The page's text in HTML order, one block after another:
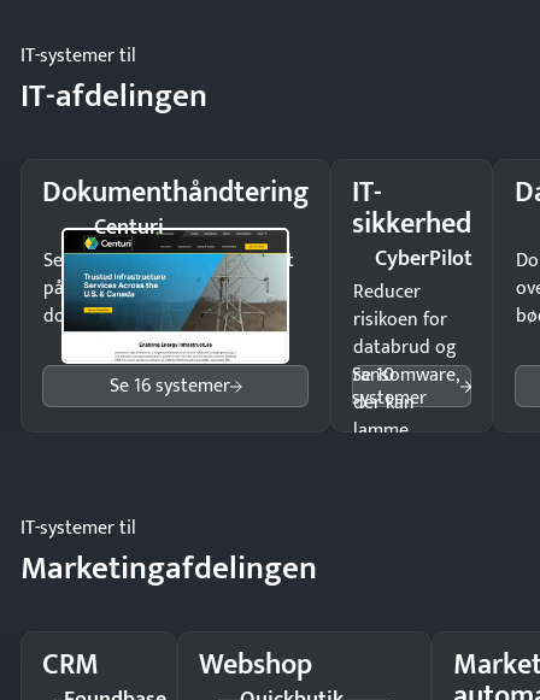
IT-systemer til
IT-afdelingen
Dokumenthåndtering
Centuri
Send kontrakter til underskrift
på minutter og mist ingen
dokumenter.
Se 16 systemer
IT-
sikkerhed
CyberPilot
Reducer
risikoen for
databrud og
ransomware,
der kan
lamme
Se 10
systemer
IT-systemer til
Marketingafdelingen
CRM Webshop